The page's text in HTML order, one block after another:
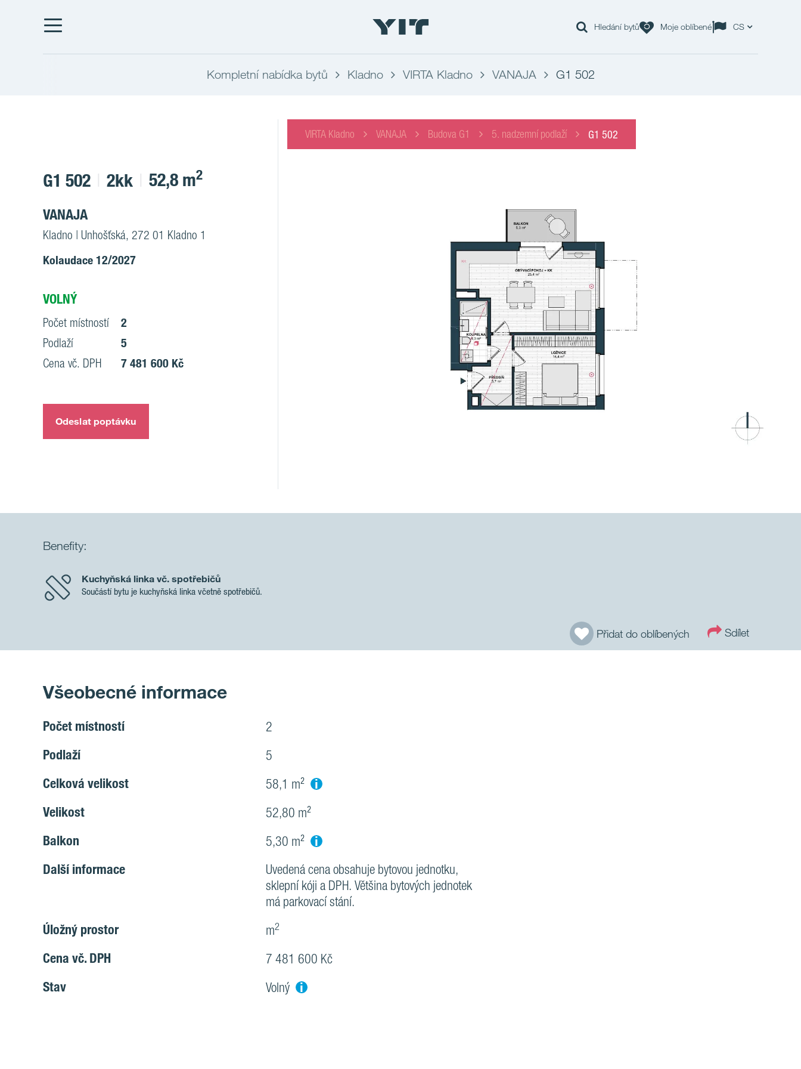
Hledání bytů Moje oblíbené CS
Kompletní nabídka bytů Kladno VIRTA Kladno VANAJA G1 502
VIRTA Kladno VANAJA Budova G1 5. nadzemní podlaží G1 502
G1 502 2kk 52,8 m2
VANAJA
Kladno | Unhošťská, 272 01 Kladno 1
Kolaudace 12/2027
VOLNÝ
Počet místností
2
Podlaží
5
Cena vč. DPH
7 481 600 Kč
Odeslat poptávku
Benefity:
Kuchyňská linka vč. spotřebičů
Součástí bytu je kuchyňská linka včetně spotřebičů.
Přidat do oblíbených Sdílet
Všeobecné informace
Počet místností 2
Podlaží 5
Celková velikost 58,1 m² i
Velikost 52,80 m²
Balkon 5,30 m² i
Další informace
Uvedená cena obsahuje bytovou jednotku,
sklepní kóji a DPH. Většina bytových jednotek
má parkovací stání.
Úložný prostor m2
Cena vč. DPH 7 481 600 Kč
Stav Volný i